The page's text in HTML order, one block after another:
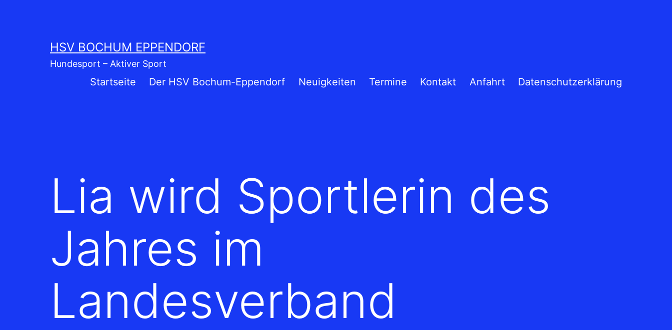
HSV BOCHUM EPPENDORF
Hundesport – Aktiver Sport
Startseite Der HSV Bochum-Eppendorf Neuigkeiten Termine Kontakt Anfahrt Datenschutzerklärung
Lia wird Sportlerin des
Jahres im
Landesverband